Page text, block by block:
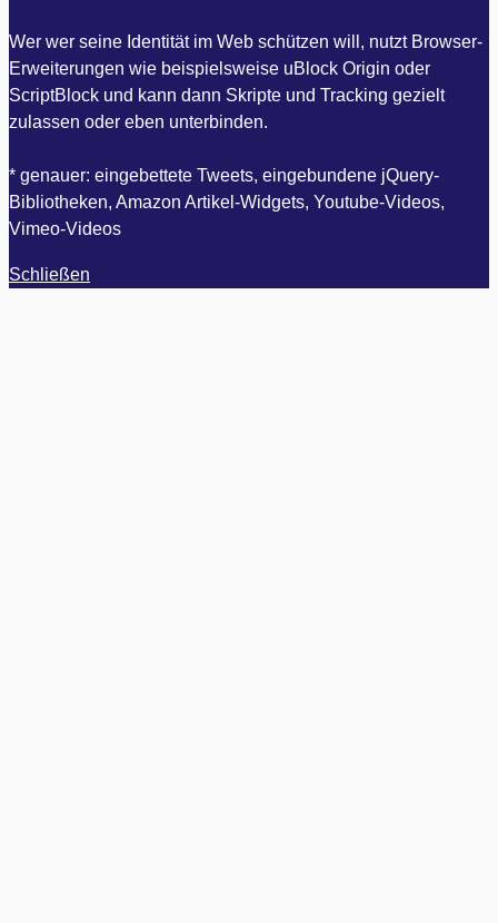
Wer wer seine Identität im Web schützen will, nutzt Browser-
Erweiterungen wie beispielsweise uBlock Origin oder
ScriptBlock und kann dann Skripte und Tracking gezielt
zulassen oder eben unterbinden.
* genauer: eingebettete Tweets, eingebundene jQuery-
Bibliotheken, Amazon Artikel-Widgets, Youtube-Videos,
Vimeo-Videos
Schließen